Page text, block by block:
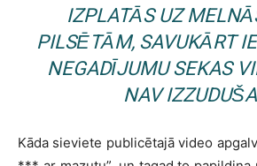
IZPLATĀS UZ
PILSĒTĀM, SAVUKĀRT
NEGADĪJUMU SEKAS
NAV
Kāda sieviete publicētajā video